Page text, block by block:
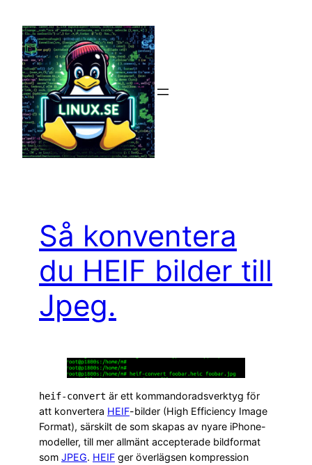
innehåll
Så konventera
du HEIF bilder till
Jpeg.
heif-convert är ett kommandoradsverktyg för
att konvertera HEIF-bilder (High Efficiency Image
Format), särskilt de som skapas av nyare iPhone-
modeller, till mer allmänt accepterade bildformat
som JPEG. HEIF ger överlägsen kompression